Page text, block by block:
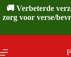
Ga
naar
de
🚚 Verbeterde
zorg voor verse/